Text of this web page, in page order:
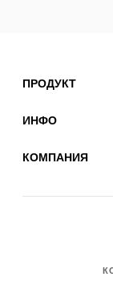
ПРОДУКТ
ИНФО
КОМПАНИЯ